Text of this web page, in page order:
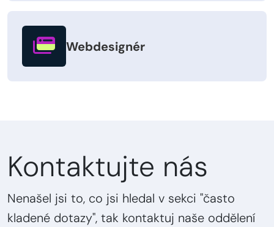
Webdesignér
Kontaktujte nás
Nenašel jsi to, co jsi hledal v sekci "často
kladené dotazy", tak kontaktuj naše oddělení